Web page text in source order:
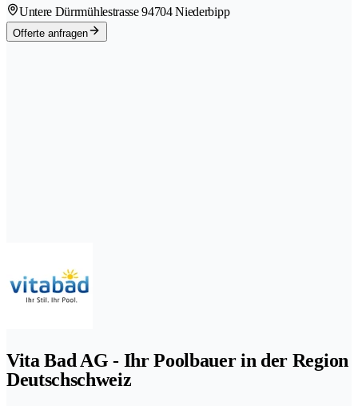
Untere Dürrmühlestrasse 94704 Niederbipp
Offerte anfragen
Vita Bad AG - Ihr Poolbauer in der Region
Deutschschweiz